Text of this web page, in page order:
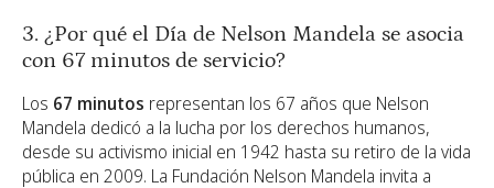
3. ¿Por qué el Día de Nelson Mandela se asocia
con 67 minutos de servicio?
Los 67 minutos representan los 67 años que Nelson
Mandela dedicó a la lucha por los derechos humanos,
desde su activismo inicial en 1942 hasta su retiro de la vida
pública en 2009. La Fundación Nelson Mandela invita a